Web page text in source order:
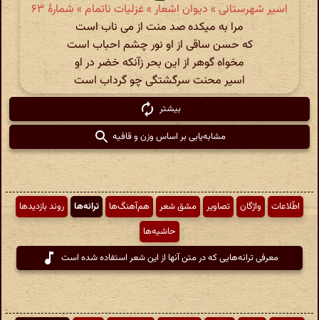
اسیر شهرستانی » دیوان اشعار » غزلیات ناتمام » شمارهٔ ۶۳
مرا به میکده صد منت از می ناب است
که حسن ساقی از او نور چشم احباب است
مخواه گوهر از این بحر زآنکه خضر در او
اسیر محنت سرگشتگی چو گرداب است
بیشتر
مشابه‌یابی بر اساس وزن و قافیه
اطّلاعات واژگان تصاویر مشق شعر هم‌آهنگ‌ها ترانه‌ها
روند بازدیدها
حاشیه‌ها
معرفی ترانه‌هایی که در متن آنها از این شعر استفاده شده است